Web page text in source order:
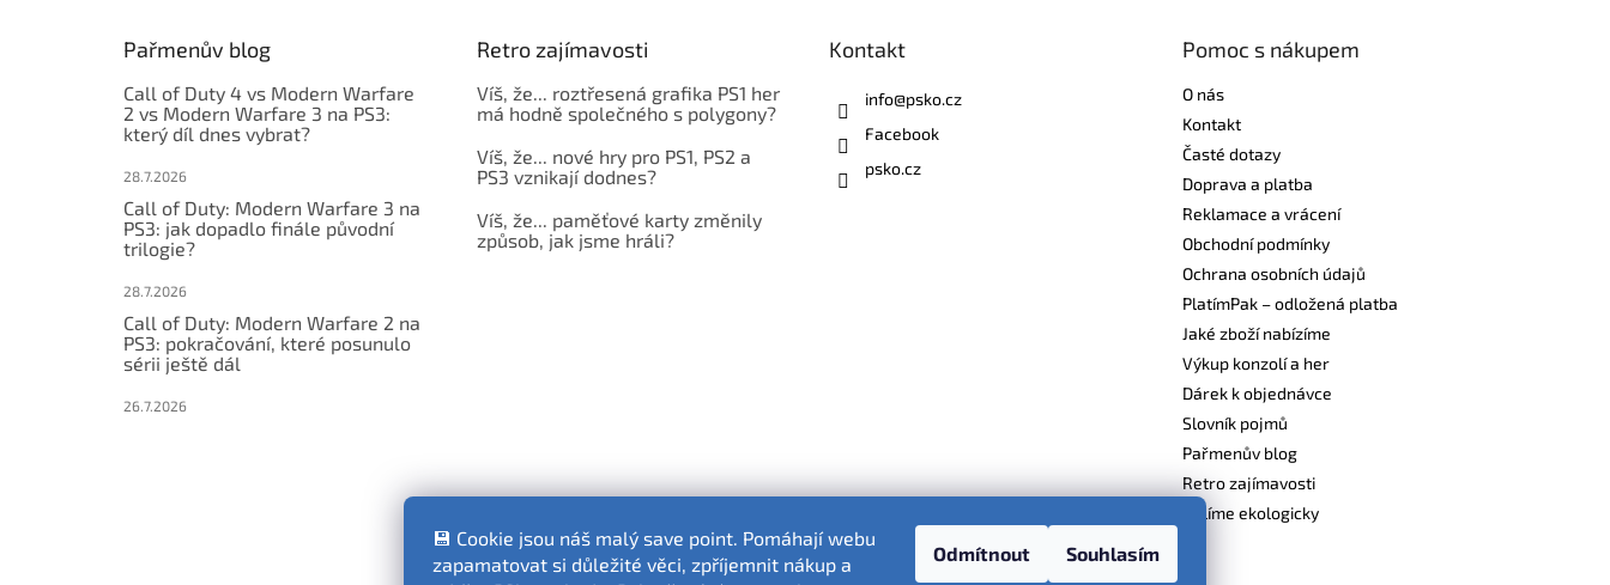
💾 Cookie jsou náš malý save point. Pomáhají webu
zapamatovat si důležité věci, zpříjemnit nákup a
Odmítnout Souhlasím
Pařmenův blog
Call of Duty 4 vs Modern Warfare
2 vs Modern Warfare 3 na PS3:
který díl dnes vybrat?
28.7.2026
Call of Duty: Modern Warfare 3 na
PS3: jak dopadlo finále původní
trilogie?
28.7.2026
Call of Duty: Modern Warfare 2 na
PS3: pokračování, které posunulo
sérii ještě dál
26.7.2026
Retro zajímavosti
Víš, že... roztřesená grafika PS1 her
má hodně společného s polygony?
Víš, že... nové hry pro PS1, PS2 a
PS3 vznikají dodnes?
Víš, že... paměťové karty změnily
způsob, jak jsme hráli?
Kontakt
info@psko.cz
Facebook
psko.cz
Pomoc s nákupem
O nás
Kontakt
Časté dotazy
Doprava a platba
Reklamace a vrácení
Obchodní podmínky
Ochrana osobních údajů
PlatímPak – odložená platba
Jaké zboží nabízíme
Výkup konzolí a her
Dárek k objednávce
Slovník pojmů
Pařmenův blog
Retro zajímavosti
Balíme ekologicky